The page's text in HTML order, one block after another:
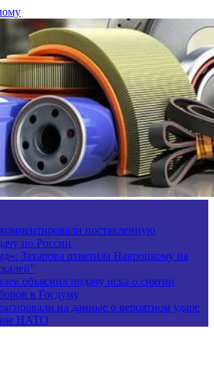
поставленную
по России
Захарова ответила Навроцкому на
объяснил подачу иска о снятии
в Госдуму
на данные о вероятном ударе
НАТО